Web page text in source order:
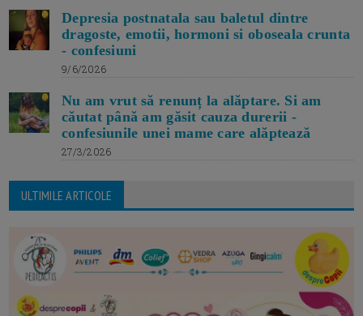
Depresia postnatala sau baletul dintre
dragoste, emotii, hormoni si oboseala crunta
- confesiuni
9/6/2026
Nu am vrut să renunț la alăptare. Si am
căutat până am găsit cauza durerii -
confesiunile unei mame care alăptează
27/3/2026
ULTIMILE ARTICOLE